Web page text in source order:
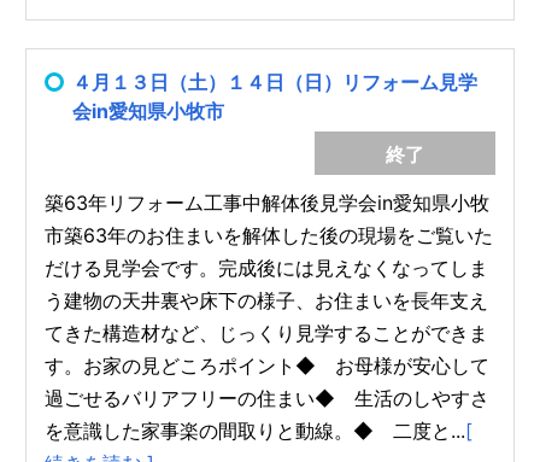
４月１３日（土）１４日（日）リフォーム見学
会in愛知県小牧市
終了
築63年リフォーム工事中解体後見学会in愛知県小牧
市築63年のお住まいを解体した後の現場をご覧いた
だける見学会です。完成後には見えなくなってしま
う建物の天井裏や床下の様子、お住まいを長年支え
てきた構造材など、じっくり見学することができま
す。お家の見どころポイント◆ お母様が安心して
過ごせるバリアフリーの住まい◆ 生活のしやすさ
を意識した家事楽の間取りと動線。◆ 二度と...[